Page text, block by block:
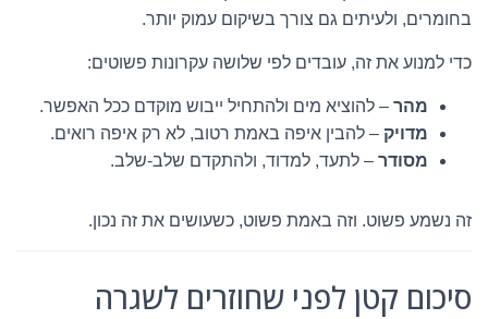
בחומרים, ולעיתים גם צורך בשיקום עמוק יותר.
כדי למנוע את זה, עובדים לפי שלושה עקרונות פשוטים:
מהר – להוציא מים ולהתחיל ייבוש מוקדם ככל האפשר.
מדויק – להבין איפה באמת רטוב, לא רק איפה רואים.
מסודר – לתעד, למדוד, ולהתקדם שלב-שלב.
זה נשמע פשוט. וזה באמת פשוט, כשעושים את זה נכון.
סיכום קטן לפני שחוזרים לשגרה